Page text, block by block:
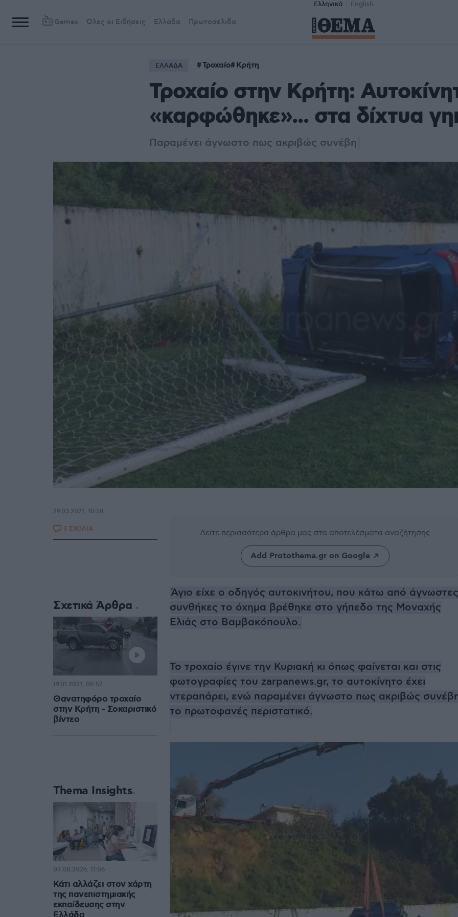
Ελληνικά English
Games Όλες οι Ειδήσεις Ελλάδα Πρωτοσέλιδα
ΕΛΛΑΔΑ Τροχαίο Κρήτη
Τροχαίο στην Κρήτη:
«καρφώθηκε»... στα δίχτυα
Παραμένει άγνωστο πως ακριβώς συνέβη
Δείτε περισσότερα άρθρα μας στα αποτελέσματα αναζήτησης
Add Protothema.gr on Google
Άγιο είχε ο οδηγός αυτοκινήτου, που κάτω από άγνωστες
συνθήκες το όχημα βρέθηκε στο γήπεδο της Μοναχής
Ελιάς στο Βαμβακόπουλο.
Το τροχαίο έγινε την Κυριακή κι όπως φαίνεται και στις
φωτογραφίες του zarpanews.gr, το αυτοκίνητο έχει
ντεραπάρει, ενώ παραμένει άγνωστο πως ακριβώς
το πρωτοφανές περιστατικό.
29.03.2021, 10:58
3 ΣΧΟΛΙΑ
Σχετικά Άρθρα
Θανατηφόρο τροχαίο
στην Κρήτη - Σοκαριστικό
βίντεο
19.01.2021, 08:57
Thema Insights
Κάτι αλλάζει στον χάρτη
της πανεπιστημιακής
εκπαίδευσης στην
03.08.2026, 11:06